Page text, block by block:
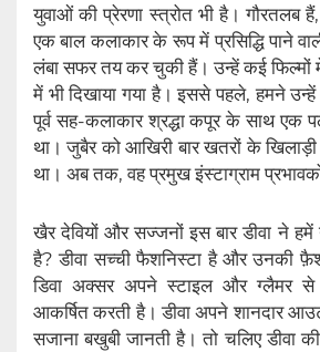
युवाओं की प्रेरणा स्त्रोत भी है। गौरतलब
एक बाल कलाकार के रूप में प्रसिद्धि पाने
लंबा सफर तय कर चुकी हैं। उन्हें कई
में भी दिखाया गया है। इससे पहले, हमने
पूर्व सह-कलाकार श्रद्धा कपूर के साथ एक
था। जुबैर को आखिरी बार खतरों के
था। अब तक, वह प्रमुख इंस्टाग्राम
खैर देवियों और सज्जनों इस बार डीवा ने हमें
है? डीवा सच्ची फैशनिस्टा है और उनकी
डिवा‌ अक्सर अपने स्टाइल और ग्लैमर
आकर्षित करती है। डीवा अपने शानदार
सजाना बखुबी जानती है। तो चलिए डीवा